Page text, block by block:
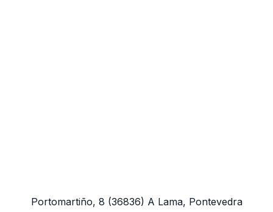
Portomartiño, 8 (36836) A Lama, Pontevedra